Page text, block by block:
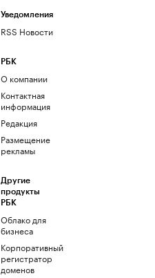
Уведомления
RSS Новости
РБК
О компании
Контактная
информация
Редакция
Размещение
рекламы
Другие
продукты
РБК
Облако для
бизнеса
Корпоративный
регистратор
доменов